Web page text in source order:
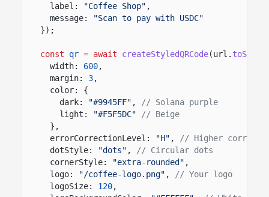
label:
"Coffee Shop" ,
message:
"Scan to pay with USDC"
});
const qr = await createStyledQRCode(url.
width:
600,
margin:
3,
color: {
dark:
"#9945FF" ,
// Solana purple
light:
"#F5F5DC"
// Beige
},
errorCorrectionLevel:
"H" ,
// Higher
dotStyle:
"dots" ,
// Circular dots
cornerStyle:
"extra-rounded" ,
logo:
"/coffee-logo.png" ,
// Your logo
logoSize:
120,